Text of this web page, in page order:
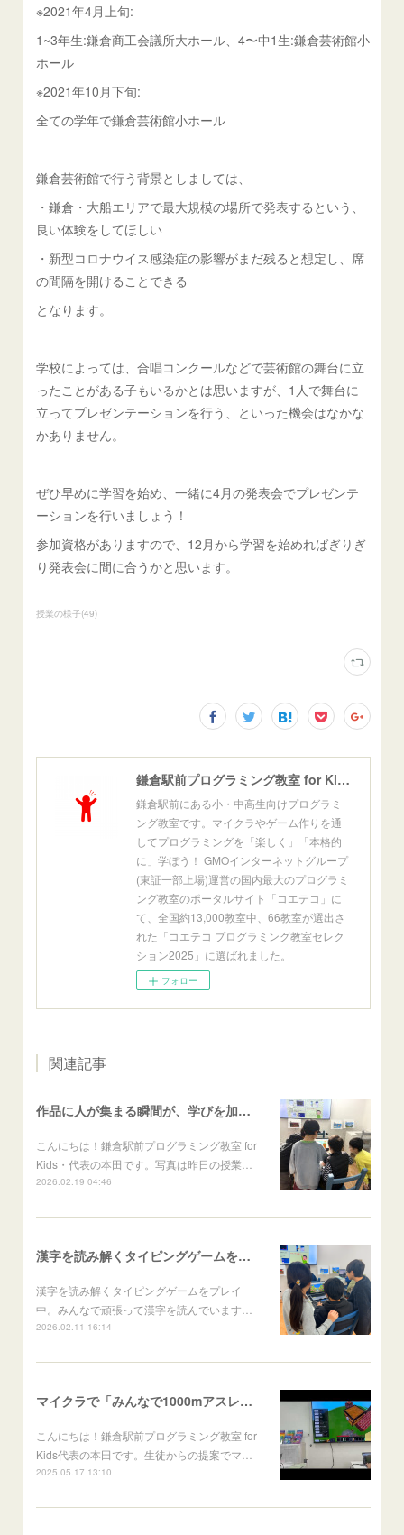
※2021年4月上旬:
1~3年生:鎌倉商工会議所大ホール、4〜中1生:鎌倉芸術館小
ホール
※2021年10月下旬:
全ての学年で鎌倉芸術館小ホール
鎌倉芸術館で行う背景としましては、
・鎌倉・大船エリアで最大規模の場所で発表するという、
良い体験をしてほしい
・新型コロナウイス感染症の影響がまだ残ると想定し、席
の間隔を開けることできる
となります。
学校によっては、合唱コンクールなどで芸術館の舞台に立
ったことがある子もいるかとは思いますが、1人で舞台に
立ってプレゼンテーションを行う、といった機会はなかな
かありません。
ぜひ早めに学習を始め、一緒に4月の発表会でプレゼンテ
ーションを行いましょう！
参加資格がありますので、12月から学習を始めればぎりぎ
り発表会に間に合うかと思います。
授業の様子(49)
鎌倉駅前プログラミング教室 for Kids[公式]
鎌倉駅前にある小・中高生向けプログラミ
ング教室です。マイクラやゲーム作りを通
してプログラミングを「楽しく」「本格的
に」学ぼう！ GMOインターネットグループ
(東証一部上場)運営の国内最大のプログラミ
ング教室のポータルサイト「コエテコ」に
て、全国約13,000教室中、66教室が選出さ
れた「コエテコ プログラミング教室セレク
ション2025」に選ばれました。
フォロー
関連記事
作品に人が集まる瞬間が、学びを加速させる
こんにちは！鎌倉駅前プログラミング教室 for
Kids・代表の本田です。写真は昨日の授業…
2026.02.19 04:46
漢字を読み解くタイピングゲームをプレイ中
漢字を読み解くタイピングゲームをプレイ
中。みんなで頑張って漢字を読んでいます…
2026.02.11 16:14
マイクラで「みんなで1000mアスレチックを作ろう！」を行いました
こんにちは！鎌倉駅前プログラミング教室 for
Kids代表の本田です。生徒からの提案でマ…
2025.05.17 13:10